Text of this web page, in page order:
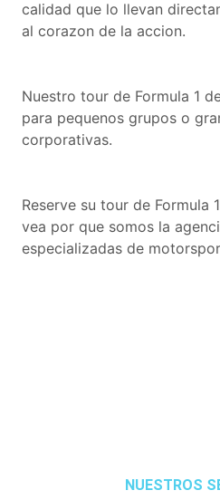
calidad que lo llevan
al corazon de la accion.
Nuestro tour de Formula 1
para pequenos grupos o
corporativas.
Reserve su tour de Formula
vea por que somos la
especializadas de
NUESTROS